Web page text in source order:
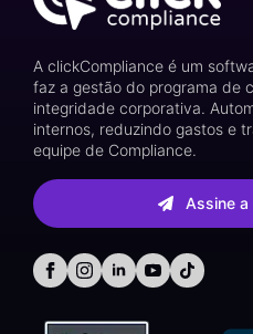
A clickCompliance é um
faz a gestão do programa de
integridade corporativa.
internos, reduzindo gastos e
equipe de Compliance.
Assine